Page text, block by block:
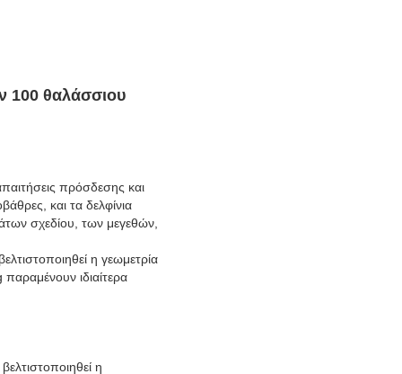
100 θαλάσσιου
πρόσδεσης και
και τα δελφίνια
σχεδίου, των μεγεθών,
η γεωμετρία
ιδιαίτερα
η